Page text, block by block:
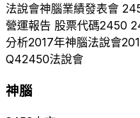
法說會神腦業績發表會
營運報告 股票代碼2450
分析2017年神腦法說會
Q42450法說會
神腦